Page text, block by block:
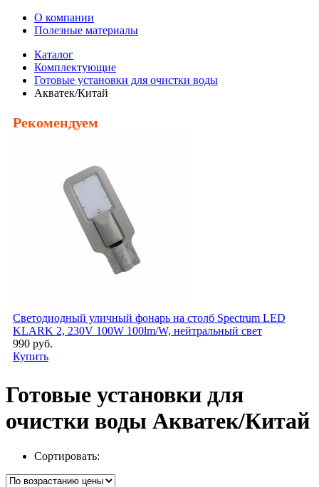
О компании
Полезные материалы
Каталог
Комплектующие
Готовые установки для очистки воды
Акватек/Китай
Рекомендуем
Светодиодный уличный фонарь на столб Spectrum LED
KLARK 2, 230V 100W 100lm/W, нейтральный свет
990 руб.
Купить
Готовые установки для
очистки воды Акватек/Китай
Сортировать: